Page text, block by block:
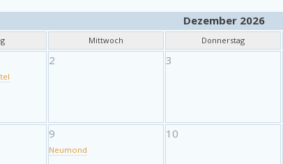
Dezember 2026
Mittwoch Donnerstag
2 3
9
Neumond
10